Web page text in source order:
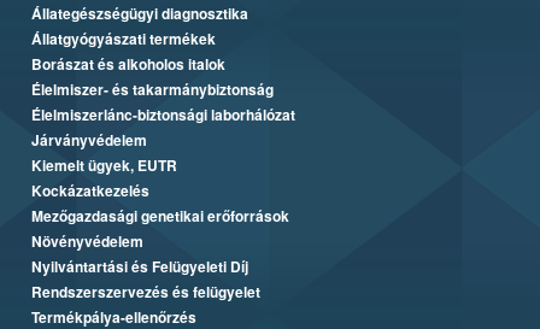
Állategészségügyi diagnosztika
Állatgyógyászati termékek
Borászat és alkoholos italok
Élelmiszer- és takarmánybiztonság
Élelmiszerlánc-biztonsági laborhálózat
Járványvédelem
Kiemelt ügyek, EUTR
Kockázatkezelés
Mezőgazdasági genetikai erőforrások
Növényvédelem
Nyilvántartási és Felügyeleti Díj
Rendszerszervezés és felügyelet
Termékpálya-ellenőrzés